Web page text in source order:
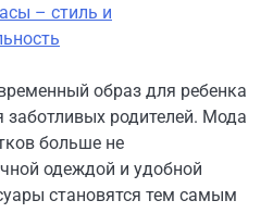
– стиль и
образ для ребенка
родителей. Мода
больше не
одеждой и удобной
становятся тем самым